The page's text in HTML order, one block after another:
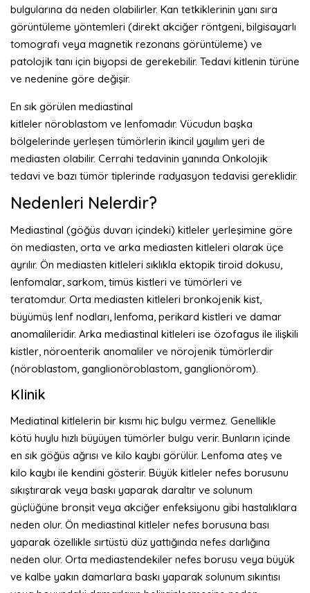
bulgularına da neden olabilirler. Kan tetkiklerinin yanı sıra
görüntüleme yöntemleri (direkt akciğer röntgeni, bilgisayarlı
tomografı veya magnetik rezonans görüntüleme) ve
patolojik tanı için biyopsi de gerekebilir. Tedavi kitlenin türüne
ve nedenine göre değişir.
En sık görülen mediastinal
kitleler nöroblastom ve lenfomadır. Vücudun başka
bölgelerinde yerleşen tümörlerin ikincil yayılım yeri de
mediasten olabilir. Cerrahi tedavinin yanında Onkolojik
tedavi ve bazı tümör tiplerinde radyasyon tedavisi gereklidir.
Nedenleri Nelerdir?
Mediastinal (göğüs duvarı içindeki) kitleler yerleşimine göre
ön mediasten, orta ve arka mediasten kitleleri olarak üçe
ayrılır. Ön mediasten kitleleri sıklıkla ektopik tiroid dokusu,
lenfomalar, sarkom, timüs kistleri ve tümörleri ve
teratomdur. Orta mediasten kitleleri bronkojenik kist,
büyümüş lenf nodları, lenfoma, perikard kistleri ve damar
anomalileridir. Arka mediastinal kitleleri ise özofagus ile ilişkili
kistler, nöroenterik anomaliler ve nörojenik tümörlerdir
(nöroblastom, ganglionöroblastom, ganglionörom).
Klinik
Mediatinal kitlelerin bir kısmı hiç bulgu vermez. Genellikle
kötü huylu hızlı büyüyen tümörler bulgu verir. Bunların içinde
en sık göğüs ağrısı ve kilo kaybı görülür. Lenfoma ateş ve
kilo kaybı ile kendini gösterir. Büyük kitleler nefes borusunu
sıkıştırarak veya baskı yaparak daraltır ve solunum
güçlüğüne bronşit veya akciğer enfeksiyonu gibi hastalıklara
neden olur. Ön mediastinal kitleler nefes borusuna bası
yaparak özellikle sırtüstü düz yattığında nefes darlığına
neden olur. Orta mediastendekiler nefes borusu veya büyük
ve kalbe yakın damarlara baskı yaparak solunum sıkıntısı